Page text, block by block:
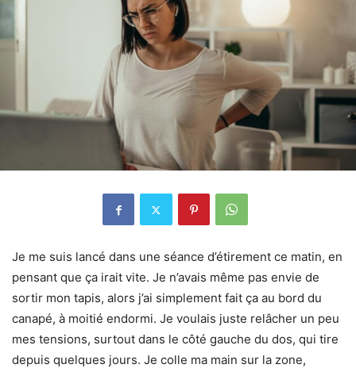
Je me suis lancé dans une séance d’étirement ce matin, en
pensant que ça irait vite. Je n’avais même pas envie de
sortir mon tapis, alors j’ai simplement fait ça au bord du
canapé, à moitié endormi. Je voulais juste relâcher un peu
mes tensions, surtout dans le côté gauche du dos, qui tire
depuis quelques jours. Je colle ma main sur la zone,